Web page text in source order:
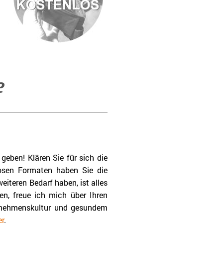
Klären Sie für sich die
Formaten haben Sie die
Bedarf haben, ist alles
freue ich mich über Ihren
und gesundem
.